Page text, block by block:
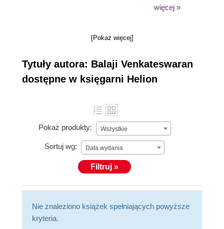
using text mining procedures. His main interests are
various certifications in IBM SPSS, IBM Watson,
IBM big data architect, cloud architect, CEH, Splunk,
Salesforce, Agile CSM, and AWS. If you have any
LinkedIn (balvenkateswaran); he will be more than
glad to help fellow data scientists.
więcej »
[Pokaż więcej]
Tytuły autora: Balaji Venkateswaran
dostępne w księgarni Helion
Pokaż produkty: Wszystkie
Sortuj wg: Data wydania
Filtruj »
Nie znaleziono książek spełniających powyższe
kryteria.